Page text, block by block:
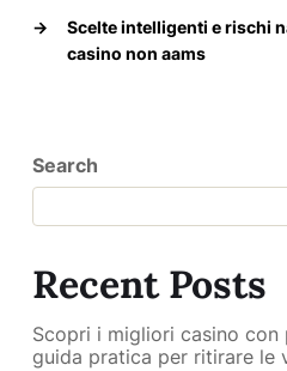
→
Scelte intelligenti e rischi
casino non aams
Search
Recent Posts
Scopri i migliori casino con
guida pratica per ritirare le